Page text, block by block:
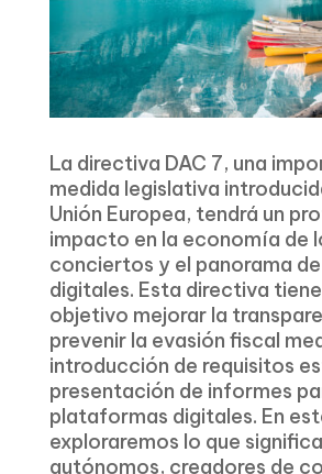
La directiva DAC 7, una
medida legislativa
Unión Europea, tendrá un
impacto en la economía de
conciertos y el panorama
digitales. Esta directiva
objetivo mejorar la
prevenir la evasión fiscal
introducción de requisitos
presentación de informes
plataformas digitales. En
exploraremos lo que
autónomos, creadores de